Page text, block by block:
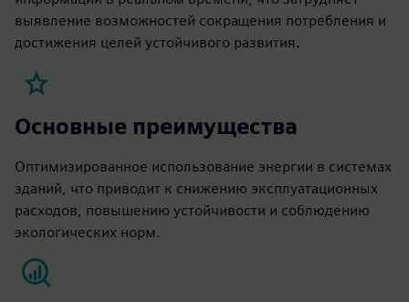
выявление возможностей сокращения потребления и
достижения целей устойчивого развития.
Основные преимущества
Оптимизированное использование энергии в системах
зданий, что приводит к снижению эксплуатационных
расходов, повышению устойчивости и соблюдению
экологических норм.